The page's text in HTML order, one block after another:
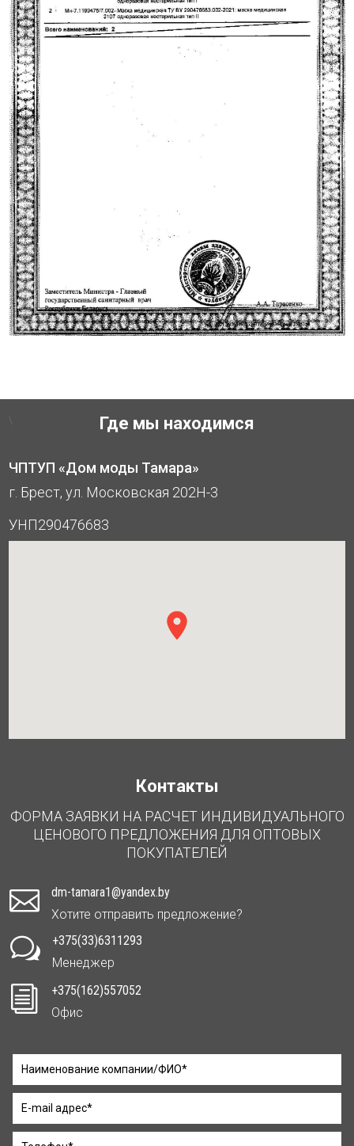
Где мы находимся
ЧПТУП «Дом моды Тамара»
г. Брест, ул. Московская 202Н-3
УНП290476683
Контакты
ФОРМА ЗАЯВКИ НА РАСЧЕТ ИНДИВИДУАЛЬНОГО
ЦЕНОВОГО ПРЕДЛОЖЕНИЯ ДЛЯ ОПТОВЫХ
ПОКУПАТЕЛЕЙ

dm-tamara1@yandex.by
Хотите отправить предложение?
w
+375(33)6311293
Менеджер
i
+375(162)557052
Офис